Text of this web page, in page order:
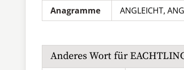
Anagramme
ANGLEICHT,
Anderes Wort für